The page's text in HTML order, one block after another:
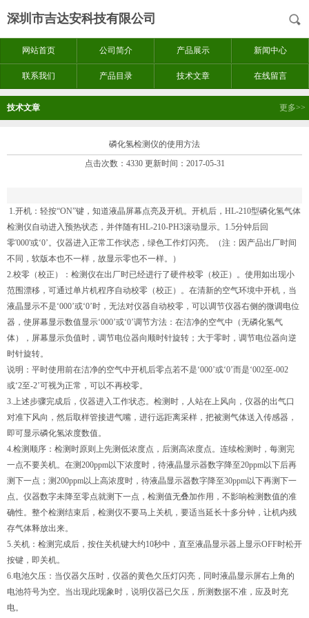
深圳市吉达安科技有限公司
网站首页 公司简介 产品展示 新闻中心
联系我们 产品目录 技术文章 在线留言
技术文章 更多>>
磷化氢检测仪的使用方法
点击次数：4330 更新时间：2017-05-31
1.开机：轻按“ON”键，知道液晶屏幕点亮及开机。开机后，HL-210型磷化氢气体
检测仪自动进入预热状态，并伴随有HL-210-PH3滚动显示。1.5分钟后回
零'000'或‘0’。仪器进入正常工作状态，绿色工作灯闪亮。（注：因产品出厂时间
不同，软版本也不一样，故显示零也不一样。）
2.校零（校正）：检测仪在出厂时已经进行了硬件校零（校正）。使用如出现小
范围漂移，可通过单片机程序自动校零（校正）。在清新的空气环境中开机，当
液晶显示不是‘000’或‘0’时，无法对仪器自动校零，可以调节仪器右侧的微调电位
器，使屏幕显示数值显示‘000’或‘0’调节方法：在洁净的空气中（无磷化氢气
体），屏幕显示负值时，调节电位器向顺时针旋转；大于零时，调节电位器向逆
时针旋转。
说明：平时使用前在洁净的空气中开机后零点若不是‘000’或‘0’而是‘002至-002
或‘2至-2’可视为正常，可以不再校零。
3.上述步骤完成后，仪器进入工作状态。检测时，人站在上风向，仪器的出气口
对准下风向，然后取样管接进气嘴，进行远距离采样，把被测气体送入传感器，
即可显示磷化氢浓度数值。
4.检测顺序：检测时原则上先测低浓度点，后测高浓度点。连续检测时，每测完
一点不要关机。在测200ppm以下浓度时，待液晶显示器数字降至20ppm以下后再
测下一点；测200ppm以上高浓度时，待液晶显示器数字降至30ppm以下再测下一
点。仪器数字未降至零点就测下一点，检测值无叠加作用，不影响检测数值的准
确性。整个检测结束后，检测仪不要马上关机，要适当延长十多分钟，让机内残
存气体释放出来。
5.关机：检测完成后，按住关机键大约10秒中，直至液晶显示器上显示OFF时松开
按键，即关机。
6.电池欠压：当仪器欠压时，仪器的黄色欠压灯闪亮，同时液晶显示屏右上角的
电池符号为空。当出现此现象时，说明仪器已欠压，所测数据不准，应及时充
电。